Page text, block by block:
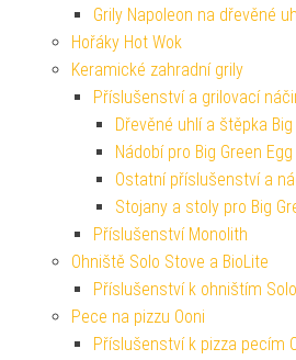
Grily Napoleon na dřevěné
Hořáky Hot Wok
Keramické zahradní grily
Příslušenství a grilovací
Dřevěné uhlí a štěpka Big
Nádobí pro Big Green Egg
Ostatní příslušenství a
Stojany a stoly pro Big
Příslušenství Monolith
Ohniště Solo Stove a BioLite
Příslušenství k ohništím
Pece na pizzu Ooni
Příslušenství k pizza pecím